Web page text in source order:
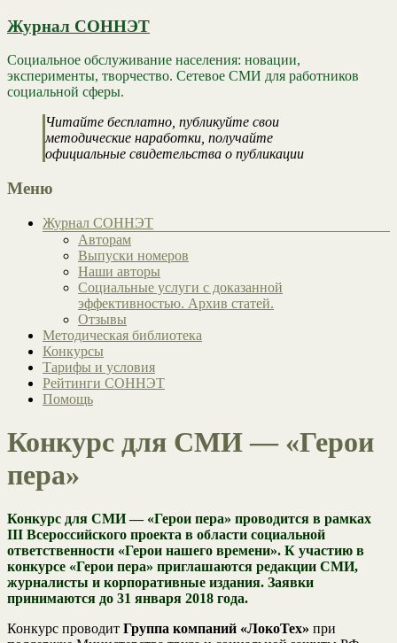
Журнал СОННЭТ
Социальное обслуживание населения: новации,
эксперименты, творчество. Сетевое СМИ для работников
социальной сферы.
Читайте бесплатно, публикуйте свои
методические наработки, получайте
официальные свидетельства о публикации
Меню
Журнал СОННЭТ
Авторам
Выпуски номеров
Наши авторы
Социальные услуги с доказанной
эффективностью. Архив статей.
Отзывы
Методическая библиотека
Конкурсы
Тарифы и условия
Рейтинги СОННЭТ
Помощь
Конкурс для СМИ — «Герои
пера»
Конкурс для СМИ — «Герои пера» проводится в рамках
III Всероссийского проекта в области социальной
ответственности «Герои нашего времени». К участию в
конкурсе «Герои пера» приглашаются редакции СМИ,
журналисты и корпоративные издания. Заявки
принимаются до 31 января 2018 года.
Конкурс проводит Группа компаний «ЛокоТех» при